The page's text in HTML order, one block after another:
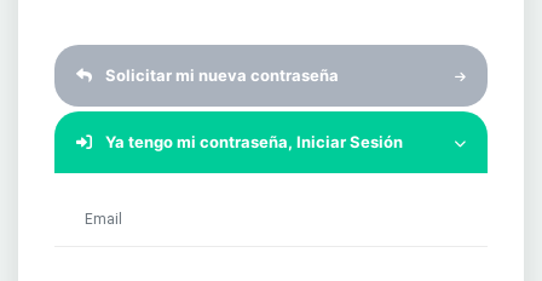
Solicitar mi nueva contraseña
Ya tengo mi contraseña, Iniciar Sesión